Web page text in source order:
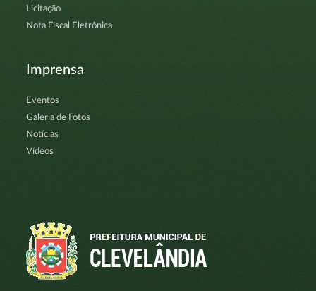
Licitação
Nota Fiscal Eletrônica
Imprensa
Eventos
Galeria de Fotos
Notícias
Vídeos